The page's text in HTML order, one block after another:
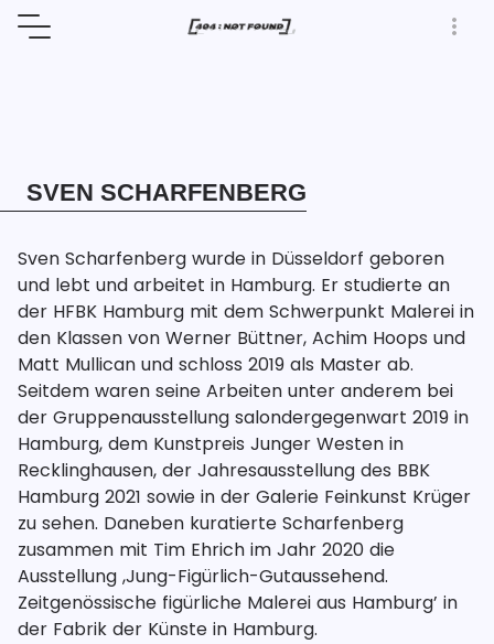
SVEN SCHARFENBERG
Sven Scharfenberg wurde in Düsseldorf geboren
und lebt und arbeitet in Hamburg. Er studierte an
der HFBK Hamburg mit dem Schwerpunkt Malerei in
den Klassen von Werner Büttner, Achim Hoops und
Matt Mullican und schloss 2019 als Master ab.
Seitdem waren seine Arbeiten unter anderem bei
der Gruppenausstellung salondergegenwart 2019 in
Hamburg, dem Kunstpreis Junger Westen in
Recklinghausen, der Jahresausstellung des BBK
Hamburg 2021 sowie in der Galerie Feinkunst Krüger
zu sehen. Daneben kuratierte Scharfenberg
zusammen mit Tim Ehrich im Jahr 2020 die
Ausstellung ‚Jung-Figürlich-Gutaussehend.
Zeitgenössische figürliche Malerei aus Hamburg’ in
der Fabrik der Künste in Hamburg.